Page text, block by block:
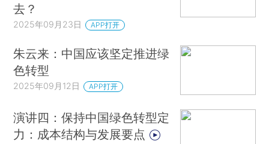
去？
2025年09月23日 APP打开
朱云来：中国应该坚定推进绿
色转型
2025年09月12日 APP打开
演讲四：保持中国绿色转型定
力：成本结构与发展要点